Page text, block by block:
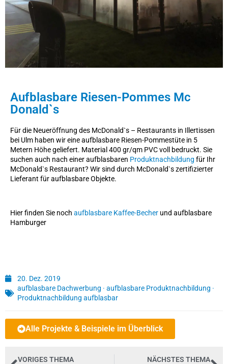
Aufblasbare Riesen-Pommes Mc
Donald`s
Für die Neueröffnung des McDonald`s – Restaurants in Illertissen
bei Ulm haben wir eine aufblasbare Riesen-Pommestüte in 5
Metern Höhe geliefert. Material 400 gr/qm PVC voll bedruckt. Sie
suchen auch nach einer aufblasbaren Produktnachbildung für Ihr
McDonald`s Restaurant? Wir sind durch McDonald`s zertifizierter
Lieferant für aufblasbare Objekte.
Hier finden Sie noch aufblasbare Kaffee-Becher und aufblasbare
Hamburger
20. Dez. 2019
aufblasbare Dachwerbung · aufblasbare Produktnachbildung ·
Produktnachbildung aufblasbar
Alle Projekte & Beispiele im Überblick
VORIGES THEMA
NÄCHSTES THEMA